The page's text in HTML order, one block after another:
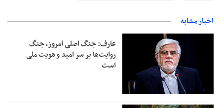
اخبار مشابه
عارف: جنگ اصلی امروز، جنگ
روایت‌ها بر سر امید و هویت ملی
است